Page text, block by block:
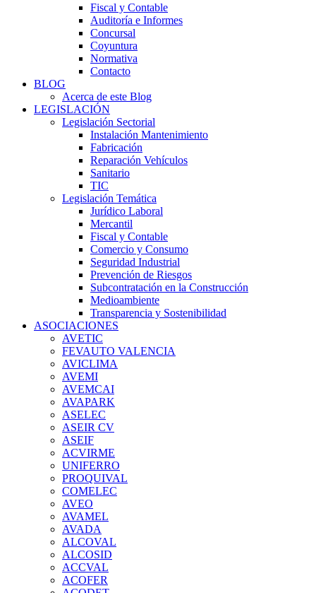
Fiscal y Contable
Auditoría e Informes
Concursal
Coyuntura
Normativa
Contacto
BLOG
Acerca de este Blog
LEGISLACIÓN
Legislación Sectorial
Instalación Mantenimiento
Fabricación
Reparación Vehículos
Sanitario
TIC
Legislación Temática
Jurídico Laboral
Mercantil
Fiscal y Contable
Comercio y Consumo
Seguridad Industrial
Prevención de Riesgos
Subcontratación en la Construcción
Medioambiente
Transparencia y Sostenibilidad
ASOCIACIONES
AVETIC
FEVAUTO VALENCIA
AVICLIMA
AVEMI
AVEMCAI
AVAPARK
ASELEC
ASEIR CV
ASEIF
ACVIRME
UNIFERRO
PROQUIVAL
COMELEC
AVEO
AVAMEL
AVADA
ALCOVAL
ALCOSID
ACCVAL
ACOFER